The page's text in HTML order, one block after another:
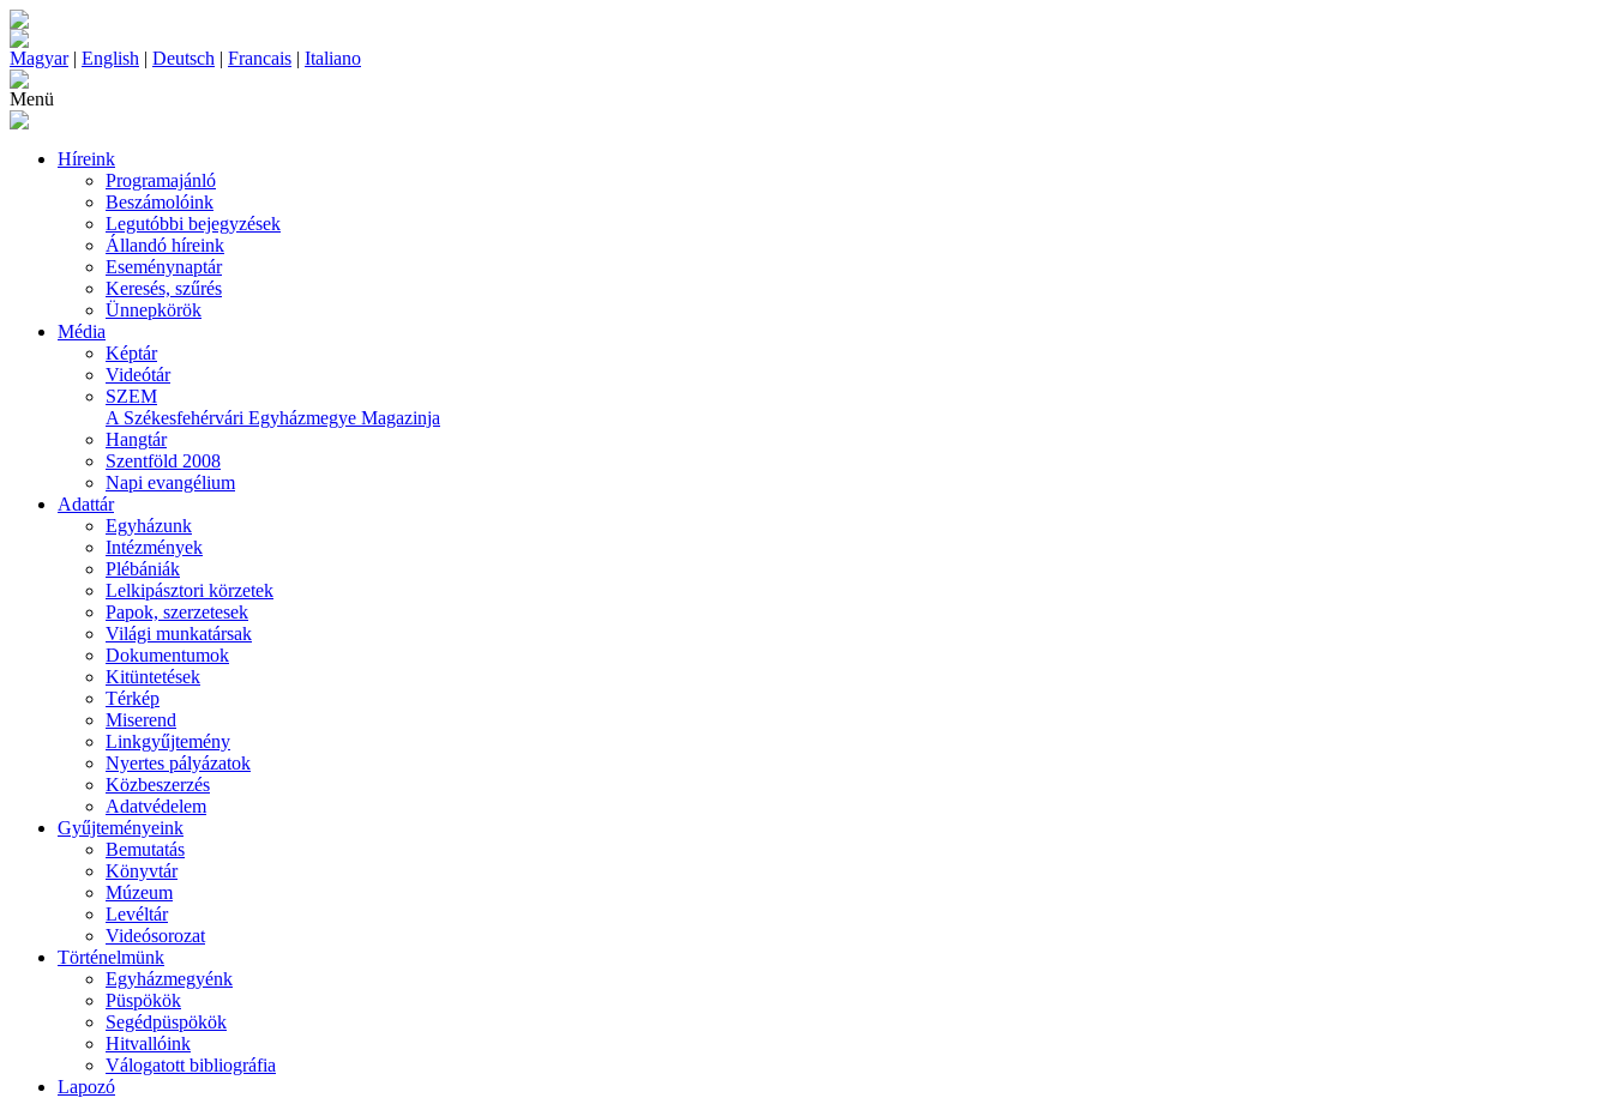
Magyar| English | Deutsch | Francais | Italiano
Menü
Híreink
Programajánló
Beszámolóink
Legutóbbi bejegyzések
Állandó híreink
Eseménynaptár
Keresés, szűrés
Ünnepkörök
Média
Képtár
Videótár
SZEM
A Székesfehérvári Egyházmegye Magazinja
Hangtár
Szentföld 2008
Napi evangélium
Adattár
Egyházunk
Intézmények
Plébániák
Lelkipásztori körzetek
Papok, szerzetesek
Világi munkatársak
Dokumentumok
Kitüntetések
Térkép
Miserend
Linkgyűjtemény
Nyertes pályázatok
Közbeszerzés
Adatvédelem
Gyűjteményeink
Bemutatás
Könyvtár
Múzeum
Levéltár
Videósorozat
Történelmünk
Egyházmegyénk
Püspökök
Segédpüspökök
Hitvallóink
Válogatott bibliográfia
Lapozó